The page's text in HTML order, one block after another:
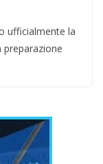
ufficialmente la
preparazione